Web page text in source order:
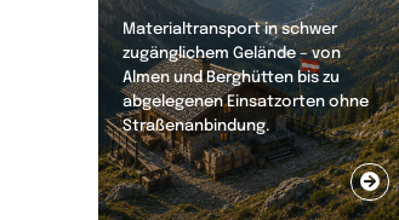
Materialtransport in schwer
zugänglichem Gelände – von
Almen und Berghütten bis zu
abgelegenen Einsatzorten ohne
Straßenanbindung.